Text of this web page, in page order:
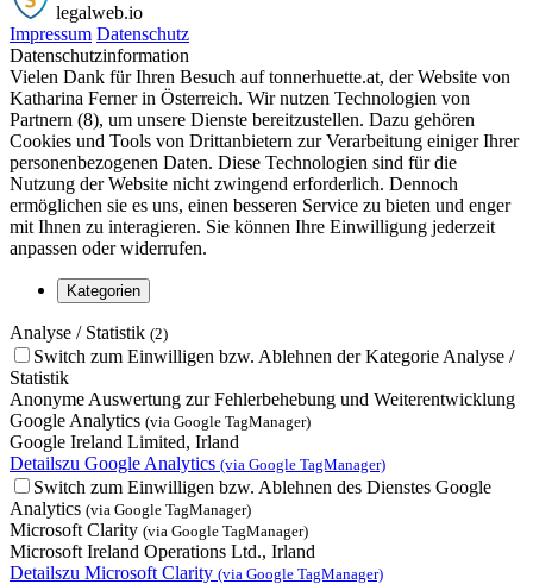
legalweb.io
Impressum Datenschutz
Datenschutzinformation
Vielen Dank für Ihren Besuch auf tonnerhuette.at, der Website von
Katharina Ferner in Österreich. Wir nutzen Technologien von
Partnern (8), um unsere Dienste bereitzustellen. Dazu gehören
Cookies und Tools von Drittanbietern zur Verarbeitung einiger Ihrer
personenbezogenen Daten. Diese Technologien sind für die
Nutzung der Website nicht zwingend erforderlich. Dennoch
ermöglichen sie es uns, einen besseren Service zu bieten und enger
mit Ihnen zu interagieren. Sie können Ihre Einwilligung jederzeit
anpassen oder widerrufen.
Kategorien
Analyse / Statistik (2)
Switch zum Einwilligen bzw. Ablehnen der Kategorie Analyse /
Statistik
Anonyme Auswertung zur Fehlerbehebung und Weiterentwicklung
Google Analytics (via Google TagManager)
Google Ireland Limited, Irland
Detailszu Google Analytics (via Google TagManager)
Switch zum Einwilligen bzw. Ablehnen des Dienstes Google
Analytics (via Google TagManager)
Microsoft Clarity (via Google TagManager)
Microsoft Ireland Operations Ltd., Irland
Detailszu Microsoft Clarity (via Google TagManager)